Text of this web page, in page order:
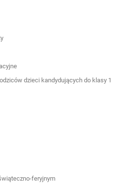
dzieci kandydujących do klasy 1
feryjnym